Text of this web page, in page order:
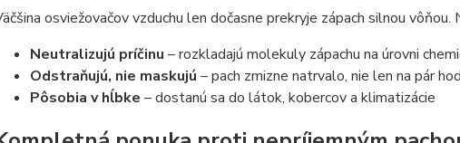
osviežovačov vzduchu len dočasne prekryje zápach silnou vôňou.
Neutralizujú príčinu – rozkladajú molekuly zápachu na úrovni
Odstraňujú, nie maskujú – pach zmizne natrvalo, nie len na pár
Pôsobia v hĺbke – dostanú sa do látok, kobercov a klimatizácie